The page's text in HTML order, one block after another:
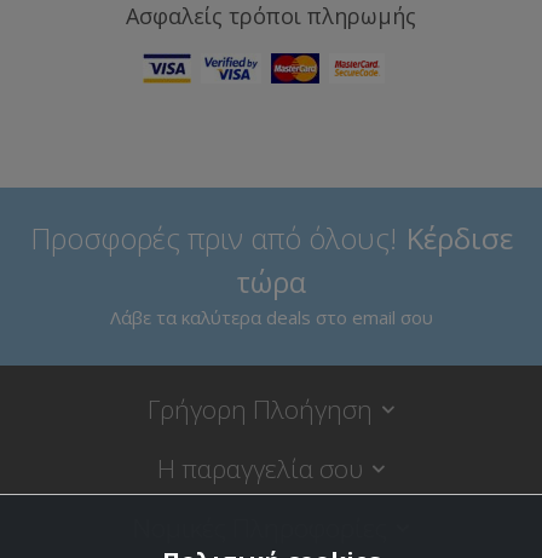
Ασφαλείς τρόποι πληρωμής
Προσφορές πριν από όλους! Κέρδισε
τώρα
Λάβε τα καλύτερα deals στο email σου
Γρήγορη Πλοήγηση
Η παραγγελία σου